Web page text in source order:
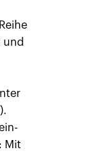
und
Mit